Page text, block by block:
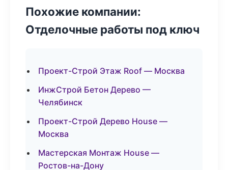
Похожие компании:
Отделочные работы под ключ
Проект-Строй Этаж Roof — Москва
ИнжСтрой Бетон Дерево —
Челябинск
Проект-Строй Дерево House —
Москва
Мастерская Монтаж House —
Ростов-на-Дону